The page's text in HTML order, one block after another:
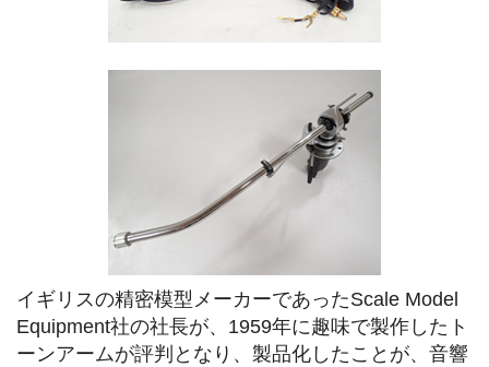
イギリスの精密模型メーカーであったScale Model
Equipment社の社長が、1959年に趣味で製作したト
ーンアームが評判となり、製品化したことが、音響